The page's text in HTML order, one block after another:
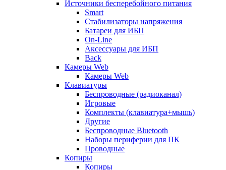
Источники бесперебойного питания
Smart
Стабилизаторы напряжения
Батареи для ИБП
On-Line
Аксессуары для ИБП
Back
Камеры Web
Камеры Web
Клавиатуры
Беспроводные (радиоканал)
Игровые
Комплекты (клавиатура+мышь)
Другие
Беспроводные Bluetooth
Наборы периферии для ПК
Проводные
Копиры
Копиры